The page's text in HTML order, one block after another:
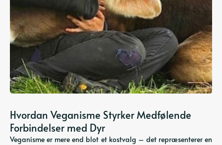
Hvordan Veganisme Styrker Medfølende
Forbindelser med Dyr
Veganisme er mere end blot et kostvalg – det repræsenterer en